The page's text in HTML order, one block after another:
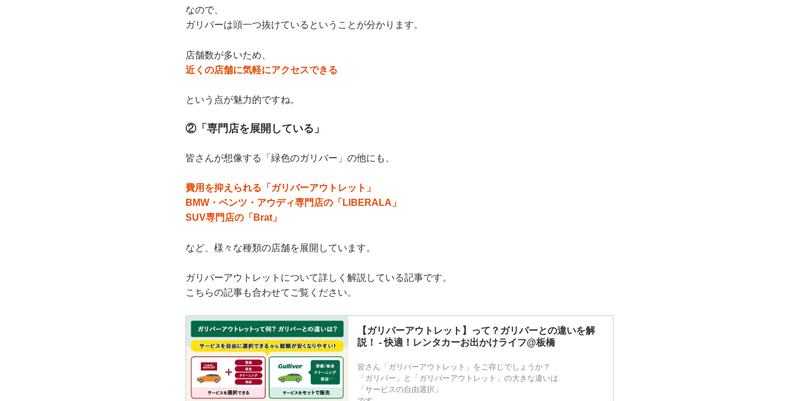
なので、
ガリバーは頭一つ抜けているということが分かります。
店舗数が多いため、
近くの店舗に気軽にアクセスできる
という点が魅力的ですね。
②「専門店を展開している」
皆さんが想像する「緑色のガリバー」の他にも、
費用を抑えられる「ガリバーアウトレット」
BMW・ベンツ・アウディ専門店の「LIBERALA」
SUV専門店の「Brat」
など、様々な種類の店舗を展開しています。
ガリバーアウトレットについて詳しく解説している記事です。
こちらの記事も合わせてご覧ください。
【ガリバーアウトレット】って？ガリバーとの違いを解
説！ - 快適！レンタカーお出かけライフ@板橋
皆さん「ガリバーアウトレット」をご存じでしょうか？
「ガリバー」と「ガリバーアウトレット」の大きな違いは
「サービスの自由選択」